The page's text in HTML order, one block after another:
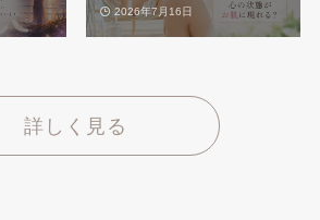
2026年7月16日
詳しく見る